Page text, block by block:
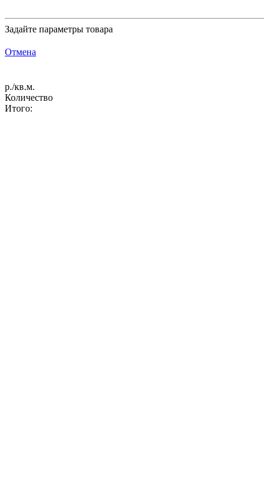
Задайте параметры товара
Отмена
р./кв.м.
Количество
Итого: